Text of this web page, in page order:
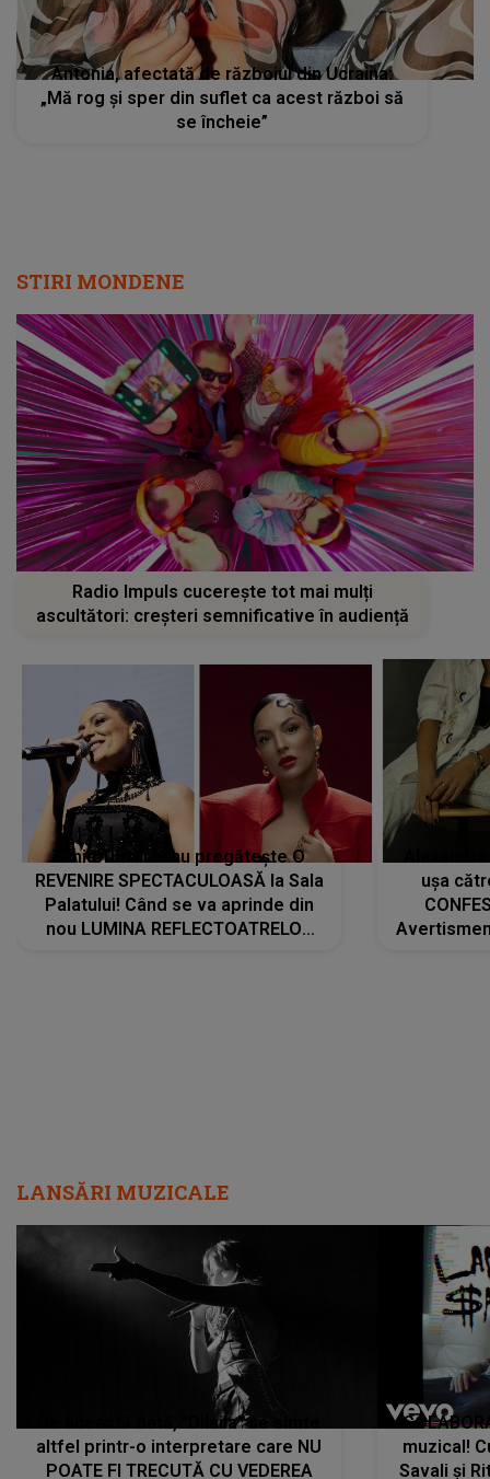
Antonia, afectată de războiul din Ucraina:
„Mă rog și sper din suflet ca acest război să
se încheie”
STIRI MONDENE
Radio Impuls cucerește tot mai mulți
ascultători: creșteri semnificative în audiență
Tania Turtureanu pregătește O
REVENIRE SPECTACULOASĂ la Sala
Palatului! Când se va aprinde din
nou LUMINA REFLECTOATRELOR
ușa
LANSĂRI MUZICALE
De această dată, "Dilaila" se simte
altfel printr-o interpretare care NU
POATE FI TRECUTĂ CU VEDEREA
muzical!
Savali și